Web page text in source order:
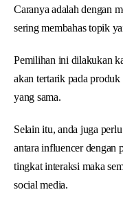
Caranya adalah dengan
sering membahas topik
Pemilihan ini dilakukan
akan tertarik pada
yang sama.
Selain itu, anda juga
antara influencer
tingkat interaksi maka
social media.